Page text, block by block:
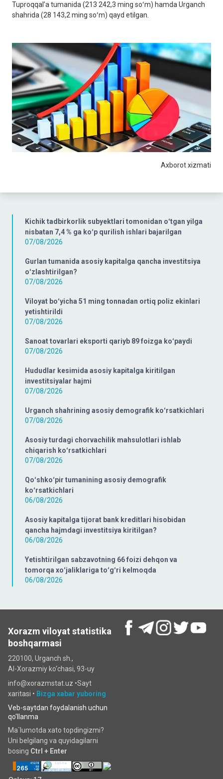
Kichik tadbirkorlik subyektlari tomonidan oʻtgan yilga
nisbatan 7,4 % ga koʻp qurilish ishlari bajarilgan
07/08/2026
Gurlan tumanida asosiy kapitalga qancha investitsiya
oʻzlashtirilgan?
07/08/2026
Viloyat boʻyicha 51 ming tonnadan ortiq poliz ekinlari
yetishtirildi
07/08/2026
Sanoat tovarlari eksporti qariyb 89 foizga koʻpaydi
07/08/2026
Hududlar kesimida asosiy kapitalga kiritilgan
investitsiyalar hajmi
07/08/2026
Urganch shahrining asosiy demografik koʻrsatkichlari
07/08/2026
Asosiy turdagi chorvachilik mahsulotlari ishlab
chiqarish koʻrsatkichlari
07/08/2026
Qoʻshkoʻpir tumanining asosiy demografik
koʻrsatkichlari
06/08/2026
Asosiy kapitalga tijorat bank kreditlari hisobidan
qancha hajmdagi investitsiya kiritilgan?
06/08/2026
Yetishtirilgan sabzavotning 66 foizi dehqon va
tomorqa xoʻjaliklariga toʻgʻri kelmoqda
06/08/2026
Tuproqqal’a tumanida (213 242,3 ming soʻm) hamda Urganch
shahrida (28 143,2 ming soʻm) qayd etilgan.
Axborot xizmati
Xorazm viloyat statistika
boshqarmasi
220100, Urganch sh.,
Al-Xorazmiy ko‘chаsi, 93-uy
info@xorazmstat.uz •Sayt
xaritasi • Bizga xabar yuboring
Veb-saytdan foydalanish uchun
qo'llanma
Ma`lumotda xato topdingizmi?
Uni belgilang va quyidagilarni
bosing Ctrl + Enter